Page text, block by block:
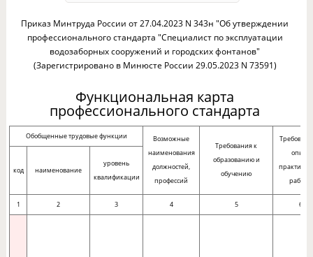
Приказ Минтруда России от 27.04.2023 N 343н "Об утверждении
профессионального стандарта "Специалист по эксплуатации
водозаборных сооружений и городских фонтанов"
(Зарегистрировано в Минюсте России 29.05.2023 N 73591)
Функциональная карта
профессионального стандарта
Обобщенные трудовые функции
Возможные
наименования
должностей,
профессий
Требования к
образованию и
обучению
опыту
работы
код наименование
уровень
квалификации
1 2 3 4 5 6